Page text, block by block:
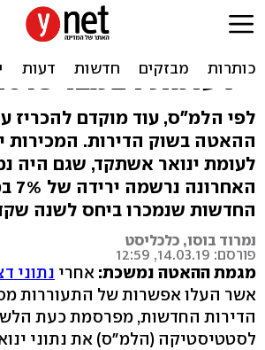
ינואר חלש בדיור:
כ-30% במכירת
- לעומת דצמבר 2018
לפי הלמ"ס, עוד מוקדם להכריז
לעומת ינואר אשתקד, שגם היה
החדשות שנמכרו ביחס לשנה
נמרוד בוסו, כלכליסט
פורסם: 14.03.19, 12:59
מגמת ההאטה נמשכת: אחרי נתוני
אשר העלו אפשרות של התעוררות
הדירות החדשות, מפרסמת כעת